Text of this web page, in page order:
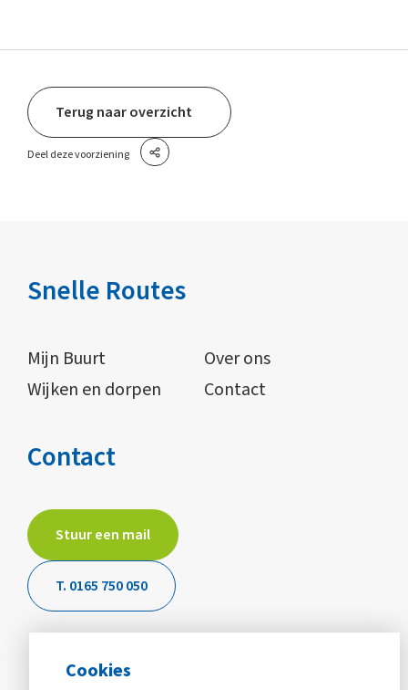
Cookies
Terug naar overzicht
Deel deze voorziening
Snelle Routes
Mijn Buurt
Over ons
Wijken en dorpen
Contact
Contact
Stuur een mail
T. 0165 750 050